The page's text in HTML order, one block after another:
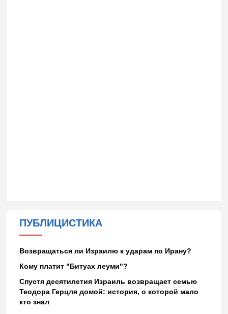
ПУБЛИЦИСТИКА
Возвращаться ли Израилю к ударам по Ирану?
Кому платит "Битуах леуми"?
Спустя десятилетия Израиль возвращает семью
Теодора Герцля домой: история, о которой мало
кто знал